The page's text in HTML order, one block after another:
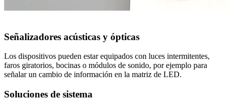
Señalizadores acústicas y ópticas
Los dispositivos pueden estar equipados con luces intermitentes,
faros giratorios, bocinas o módulos de sonido, por ejemplo para
señalar un cambio de información en la matriz de LED.
Soluciones de sistema